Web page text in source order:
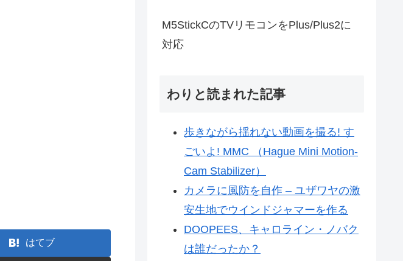
はてブ
M5StickCのTVリモコンをPlus/Plus2に
対応
わりと読まれた記事
歩きながら揺れない動画を撮る! す
ごいよ! MMC （Hague Mini Motion-
Cam Stabilizer）
カメラに風防を自作 – ユザワヤの激
安生地でウインドジャマーを作る
DOOPEES、キャロライン・ノバク
は誰だったか？